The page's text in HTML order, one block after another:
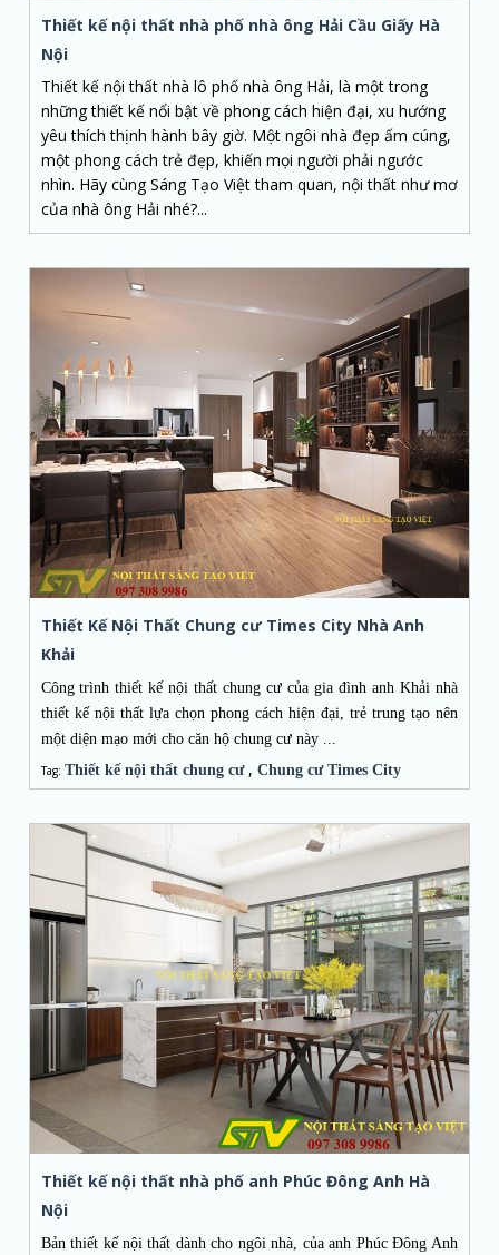
Thiết kế nội thất nhà phố nhà ông Hải Cầu Giấy Hà
Nội
Thiết kế nội thất nhà lô phố nhà ông Hải, là một trong
những thiết kế nổi bật về phong cách hiện đại, xu hướng
yêu thích thịnh hành bây giờ. Một ngôi nhà đẹp ấm cúng,
một phong cách trẻ đẹp, khiến mọi người phải ngước
nhìn. Hãy cùng Sáng Tạo Việt tham quan, nội thất như mơ
của nhà ông Hải nhé?...
Thiết Kế Nội Thất Chung cư Times City Nhà Anh
Khải
Công trình thiết kế nội thất chung cưcủa gia đình anh Khải nhà
thiết kế nội thất lựa chọn phong cách hiện đại, trẻ trung tạo nên
một diện mạo mới cho căn hộ chung cư này ...
Tag: Thiết kế nội thất chung cư, Chung cư Times City
Thiết kế nội thất nhà phố anh Phúc Đông Anh Hà
Nội
Bản thiết kế nội thất dành cho ngôi nhà, của anh Phúc Đông Anh